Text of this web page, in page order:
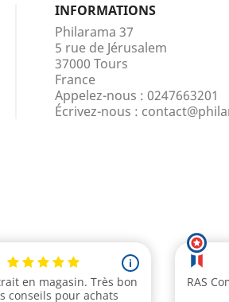
INFORMATIONS
Philarama 37
5 rue de Jérusalem
37000 Tours
France
Appelez-nous : 0247663201
Écrivez-nous :